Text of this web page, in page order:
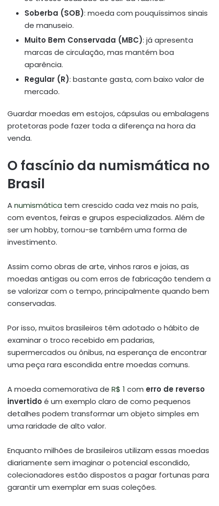
Soberba (SOB): moeda com pouquíssimos sinais
de manuseio.
Muito Bem Conservada (MBC): já apresenta
marcas de circulação, mas mantém boa
aparência.
Regular (R): bastante gasta, com baixo valor de
mercado.
Guardar moedas em estojos, cápsulas ou embalagens
protetoras pode fazer toda a diferença na hora da
venda.
O fascínio da numismática no
Brasil
Anumismática tem crescido cada vez mais no país,
com eventos, feiras e grupos especializados. Além de
ser um hobby, tornou-se também uma forma de
investimento.
Assim como obras de arte, vinhos raros e joias, as
moedas antigas ou com erros de fabricação tendem a
se valorizar com o tempo, principalmente quando bem
conservadas.
Por isso, muitos brasileiros têm adotado o hábito de
examinar o troco recebido em padarias,
supermercados ou ônibus, na esperança de encontrar
uma peça rara escondida entre moedas comuns.
A moeda comemorativa de R$ 1 com erro de reverso
invertido é um exemplo claro de como pequenos
detalhes podem transformar um objeto simples em
uma raridade de alto valor.
Enquanto milhões de brasileiros utilizam essas moedas
diariamente sem imaginar o potencial escondido,
colecionadores estão dispostos a pagar fortunas para
garantir um exemplar em suas coleções.